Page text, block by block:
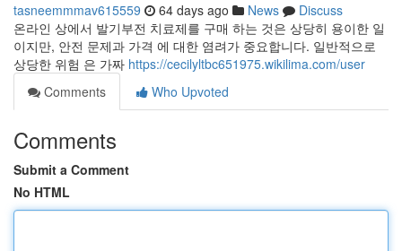
tasneemmmav615559 64 days ago News
Discuss
온라인 상에서 발기부전 치료제를 구매 하는 것은 상당히 용이한 일
이지만, 안전 문제과 가격 에 대한 염려가 중요합니다. 일반적으로
상당한 위험 은 가짜 https://cecilyltbc651975.wikilima.com/user
Comments
Who Upvoted
Comments
Submit a Comment
No HTML